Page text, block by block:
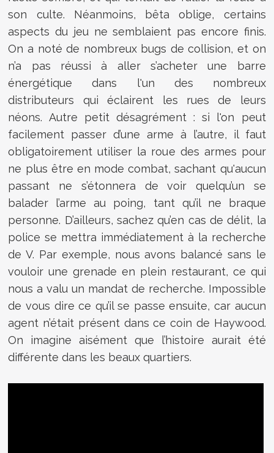
son culte. Néanmoins, bêta oblige, certains
aspects du jeu ne semblaient pas encore finis.
On a noté de nombreux bugs de collision, et on
n’a pas réussi à aller s’acheter une barre
énergétique dans l'un des nombreux
distributeurs qui éclairent les rues de leurs
néons. Autre petit désagrément : si l'on peut
facilement passer d’une arme à l’autre, il faut
obligatoirement utiliser la roue des armes pour
ne plus être en mode combat, sachant qu'aucun
passant ne s’étonnera de voir quelqu’un se
balader l’arme au poing, tant qu’il ne braque
personne. D’ailleurs, sachez qu’en cas de délit, la
police se mettra immédiatement à la recherche
de V. Par exemple, nous avons balancé sans le
vouloir une grenade en plein restaurant, ce qui
nous a valu un mandat de recherche. Impossible
de vous dire ce qu’il se passe ensuite, car aucun
agent n’était présent dans ce coin de Haywood.
On imagine aisément que l’histoire aurait été
différente dans les beaux quartiers.